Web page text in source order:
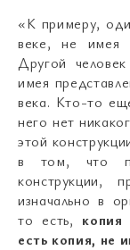
«К примеру,
веке, не имея
Другой
имея
века. Кто-то
него нет
этой
в том, что
конструкции,
изначально в
то есть, копия
есть копия, не